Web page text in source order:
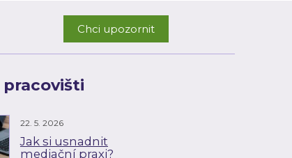
Chci upozornit
22. 5. 2026
Jak si usnadnit
mediační praxi?